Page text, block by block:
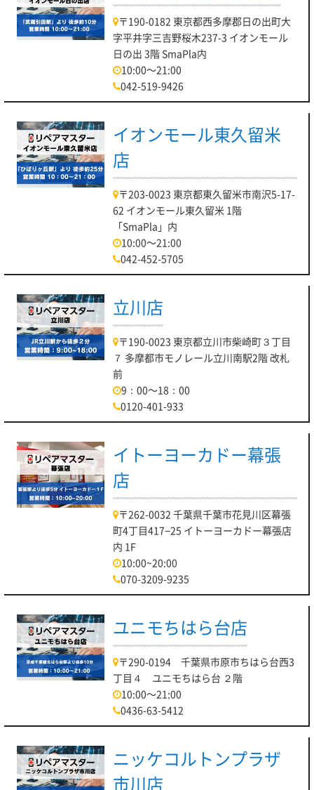
〒190-0182 東京都西多摩郡日の出町大
字平井字三吉野桜木237-3 イオンモール
日の出 3階 SmaPla内
10:00～21:00
042-519-9426
イオンモール東久留米
店
〒203-0023 東京都東久留米市南沢5-17-
62 イオンモール東久留米 1階
「SmaPla」内
10:00～21:00
042-452-5705
立川店
〒190-0023 東京都立川市柴崎町３丁目
７ 多摩都市モノレール立川南駅2階 改札
前
9：00～18：00
0120-401-933
イトーヨーカドー幕張
店
〒262-0032 千葉県千葉市花見川区幕張
町4丁目417−25 イトーヨーカドー幕張店
内 1F
10:00~20:00
070-3209-9235
ユニモちはら台店
〒290-0194 千葉県市原市ちはら台西3
丁目４ ユニモちはら台 ２階
10:00～21:00
0436-63-5412
ニッケコルトンプラザ
市川店